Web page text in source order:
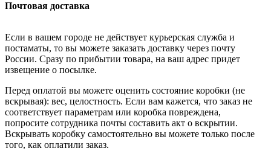
Почтовая доставка
Если в вашем городе не действует курьерская служба и
постаматы, то вы можете заказать доставку через почту
России. Сразу по прибытии товара, на ваш адрес придет
извещение о посылке.
Перед оплатой вы можете оценить состояние коробки (не
вскрывая): вес, целостность. Если вам кажется, что заказ не
соответствует параметрам или коробка повреждена,
попросите сотрудника почты составить акт о вскрытии.
Вскрывать коробку самостоятельно вы можете только после
того, как оплатили заказ.